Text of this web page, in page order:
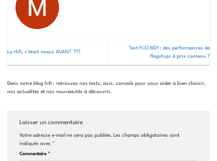
La Hifi, c’était mieux AVANT ???
Test FiiO M21 : des performances de
flagships à prix contenu ?
Dans notre blog hifi : retrouvez nos tests, avis, conseils pour vous aider à bien choisir,
nos actualités et nos nouveautés à découvrir.
Laisser un commentaire
Votre adresse e-mail ne sera pas publiée.
Les champs obligatoires sont
indiqués avec *
Commentaire *